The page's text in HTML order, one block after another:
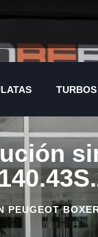
TURBOS
PEUGEOT